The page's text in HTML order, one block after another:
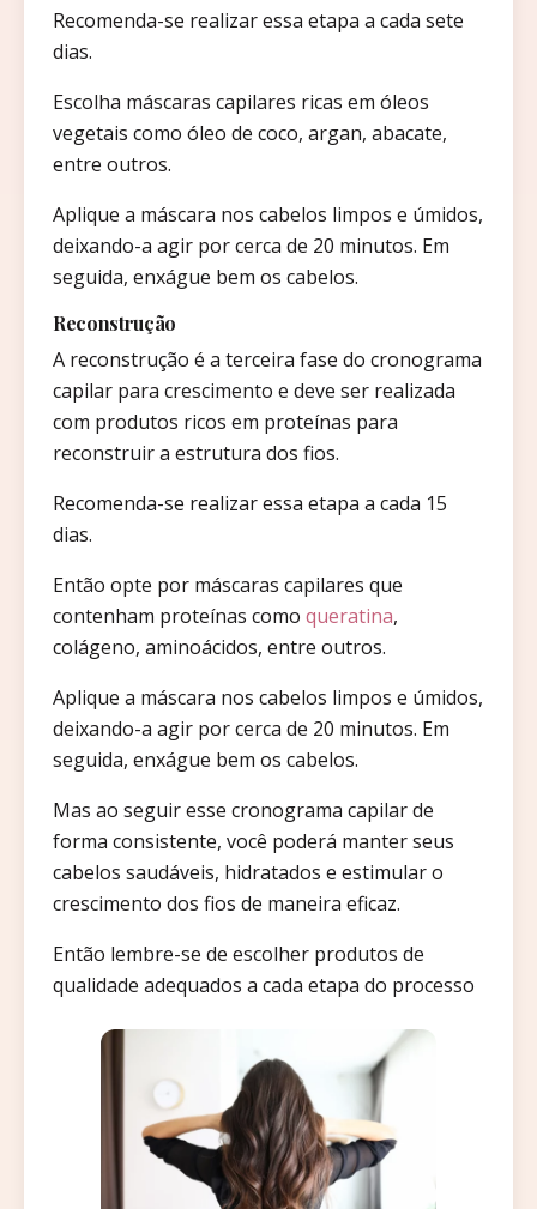
Recomenda-se realizar essa etapa a cada sete
dias.
Escolha máscaras capilares ricas em óleos
vegetais como óleo de coco, argan, abacate,
entre outros.
Aplique a máscara nos cabelos limpos e úmidos,
deixando-a agir por cerca de 20 minutos. Em
seguida, enxágue bem os cabelos.
Reconstrução
A reconstrução é a terceira fase do cronograma
capilar para crescimento e deve ser realizada
com produtos ricos em proteínas para
reconstruir a estrutura dos fios.
Recomenda-se realizar essa etapa a cada 15
dias.
Então opte por máscaras capilares que
contenham proteínas como queratina,
colágeno, aminoácidos, entre outros.
Aplique a máscara nos cabelos limpos e úmidos,
deixando-a agir por cerca de 20 minutos. Em
seguida, enxágue bem os cabelos.
Mas ao seguir esse cronograma capilar de
forma consistente, você poderá manter seus
cabelos saudáveis, hidratados e estimular o
crescimento dos fios de maneira eficaz.
Então lembre-se de escolher produtos de
qualidade adequados a cada etapa do processo